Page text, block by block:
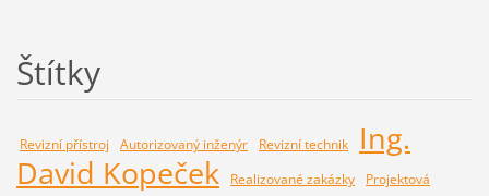
Štítky
Revizní přístroj Autorizovaný inženýr Revizní technik
Ing.
David Kopeček
Realizované zakázky
Projektová